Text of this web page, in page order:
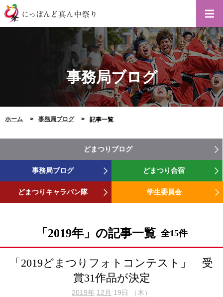
事務局ブログ
ホーム 事務局ブログ 記事一覧
どまつりブログ
事務局ブログ どまつり合宿
どまつりキャラバン隊 学生委員会
「2019年」の記事一覧 全15件
「2019どまつりフォトコンテスト」 受
賞31作品が決定
2019年 12月 19日 （木）